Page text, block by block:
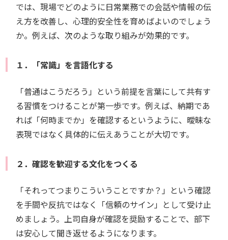
では、現場でどのように日常業務での会話や情報の伝
え方を改善し、心理的安全性を育めばよいのでしょう
か。例えば、次のような取り組みが効果的です。
１．「常識」を言語化する
「普通はこうだろう」という前提を言葉にして共有す
る習慣をつけることが第一歩です。例えば、納期であ
れば「何時までか」を確認するというように、曖昧な
表現ではなく具体的に伝えあうことが大切です。
２．確認を歓迎する文化をつくる
「それってつまりこういうことですか？」という確認
を手間や反抗ではなく「信頼のサイン」として受け止
めましょう。上司自身が確認を奨励することで、部下
は安心して聞き返せるようになります。